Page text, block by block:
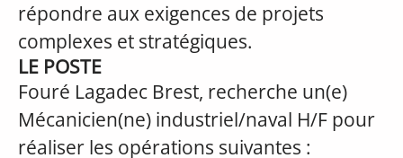
répondre aux exigences de projets
complexes et stratégiques.
LE POSTE
Fouré Lagadec Brest, recherche un(e)
Mécanicien(ne) industriel/naval H/F pour
réaliser les opérations suivantes :